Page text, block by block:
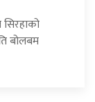
सिरहाको
बोलबम